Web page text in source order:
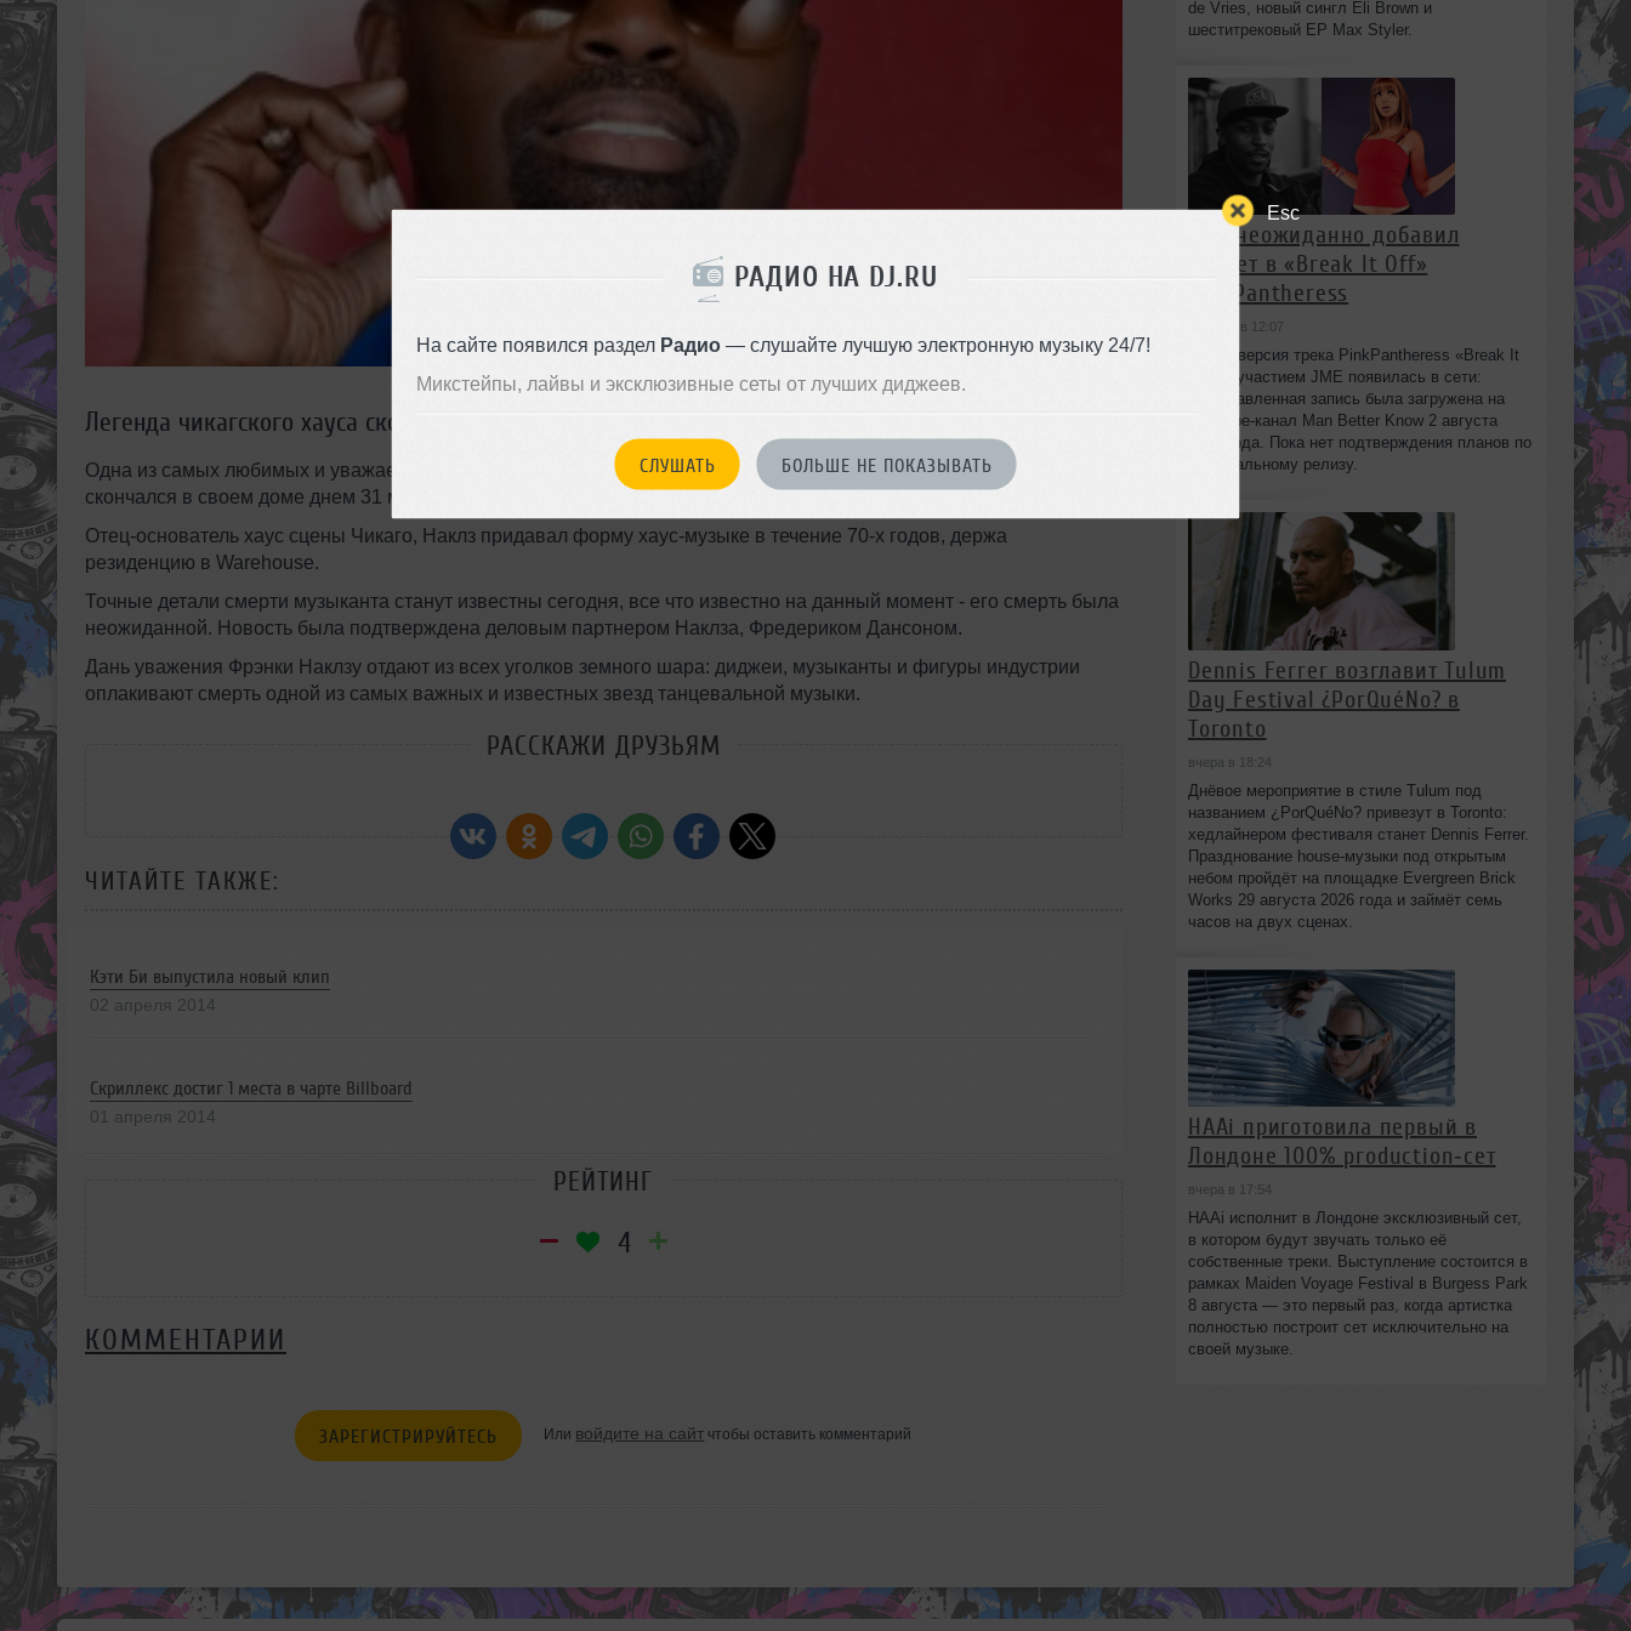
Esc
РАДИО НА DJ.RU
На сайте появился раздел Радио— слушайте лучшую электронную музыку 24/7!
Микстейпы, лайвы и эксклюзивные сеты от лучших диджеев.
СЛУШАТЬ БОЛЬШЕ НЕ ПОКАЗЫВАТЬ
Легенда чикагского хауса скончался 31 марта.
Одна из самых любимых и уважаемых фигур танцевальной музыки, Фрэнки Наклз, умер в возрасте 59 лет. Он
скончался в своем доме днем​ 31 марта​.
Отец-основатель хаус сцены Чикаго, Наклз придавал форму хаус-музыке в течение 70-х годов, держа
резиденцию в Warehouse.
Точные детали смерти музыканта станут известны сегодня, все что известно на данный момент - его смерть была
неожиданной. Новость была подтверждена деловым партнером Наклза, Фредериком Дансоном.
Дань уважения Фрэнки Наклзу отдают из всех уголков земного шара: диджеи, музыканты и фигуры индустрии
оплакивают смерть одной из самых важных и известных звезд танцевальной музыки.
РАССКАЖИ ДРУЗЬЯМ
ЧИТАЙТЕ ТАКЖЕ:
Кэти Би выпустила новый клип
02 апреля 2014
Скриллекс достиг 1 места в чарте Billboard
01 апреля 2014
РЕЙТИНГ
4
КОММЕНТАРИИ
ЗАРЕГИСТРИРУЙТЕСЬ Или войдите на сайт чтобы оставить комментарий
de Vries, новый сингл Eli Brown и
шеститрековый EP Max Styler.
JME неожиданно добавил
куплет в «Break It Off»
PinkPantheress
сегодня в 12:07
Новая версия трека PinkPantheress «Break It
Off» с участием JME появилась в сети:
незаглавленная запись была загружена на
YouTube-канал Man Better Know 2 августа
2026 года. Пока нет подтверждения планов по
официальному релизу.
Dennis Ferrer возглавит Tulum
Day Festival ¿PorQuéNo? в
Toronto
вчера в 18:24
Днёвое мероприятие в стиле Tulum под
названием ¿PorQuéNo? привезут в Toronto:
хедлайнером фестиваля станет Dennis Ferrer.
Празднование house-музыки под открытым
небом пройдёт на площадке Evergreen Brick
Works 29 августа 2026 года и займёт семь
часов на двух сценах.
HAAi приготовила первый в
Лондоне 100% production‑сет
вчера в 17:54
HAAi исполнит в Лондоне эксклюзивный сет,
в котором будут звучать только её
собственные треки. Выступление состоится в
рамках Maiden Voyage Festival в Burgess Park
8 августа — это первый раз, когда артистка
полностью построит сет исключительно на
своей музыке.